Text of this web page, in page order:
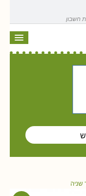
חשבון
שניה